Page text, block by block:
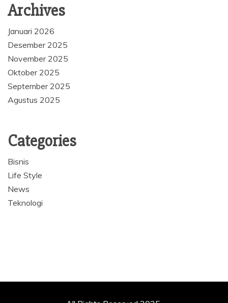
Archives
Januari 2026
Desember 2025
November 2025
Oktober 2025
September 2025
Agustus 2025
Categories
Bisnis
Life Style
News
Teknologi